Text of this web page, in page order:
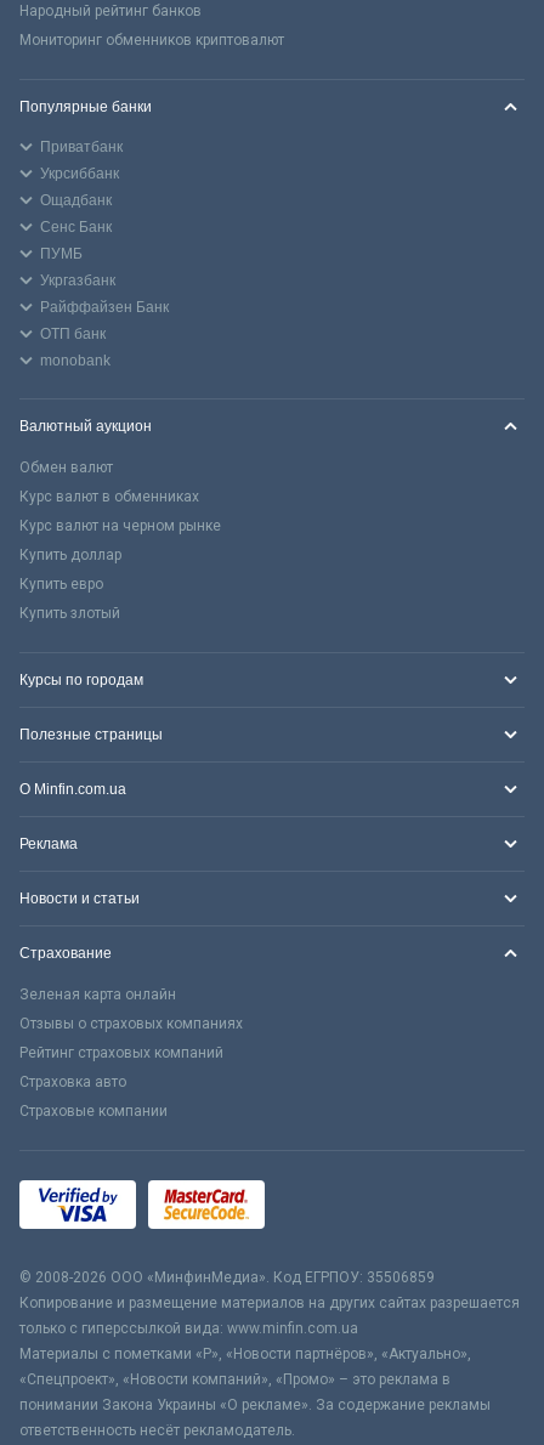
Народный рейтинг банков
Мониторинг обменников криптовалют
Популярные банки
Приватбанк
Укрсиббанк
Ощадбанк
Сенс Банк
ПУМБ
Укргазбанк
Райффайзен Банк
ОТП банк
monobank
Валютный аукцион
Обмен валют
Курс валют в обменниках
Курс валют на черном рынке
Купить доллар
Купить евро
Купить злотый
Курсы по городам
Полезные страницы
О Minfin.com.ua
Реклама
Новости и статьи
Страхование
Зеленая карта онлайн
Отзывы о страховых компаниях
Рейтинг страховых компаний
Страховка авто
Страховые компании
© 2008-2026 ООО «МинфинМедиа». Код ЕГРПОУ: 35506859
Копирование и размещение материалов на других сайтах разрешается
только с гиперссылкой вида: www.minfin.com.ua
Материалы с пометками «Р», «Новости партнёров», «Актуально»,
«Спецпроект», «Новости компаний», «Промо» – это реклама в
понимании Закона Украины «О рекламе». За содержание рекламы
ответственность несёт рекламодатель.